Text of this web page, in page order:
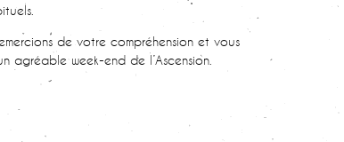
de votre compréhension et vous
agréable week-end de l’Ascension.